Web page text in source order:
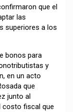
que el
las
superiores a los
bonos para
y
en un acto
que
junto al
costo fiscal que